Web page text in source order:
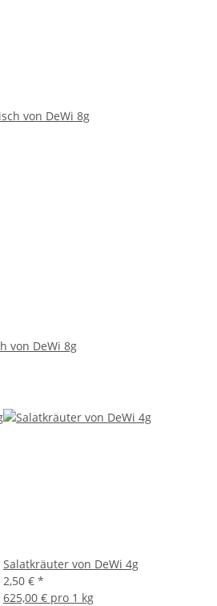
von DeWi 8g
Salatkräuter von DeWi 4g
2,50 € *
625,00 € pro 1 kg